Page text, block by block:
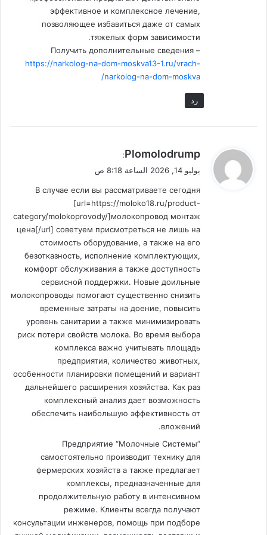
эффективное и комплексное лечение,
позволяющее избавиться даже от самых
тяжелых форм зависимости.
Получить дополнительные сведения –
https://narkolog-na-dom-moskva13-1.ru/vrach-
narkolog-na-dom-moskva/
رد
ي
ل
Plomolodrump
:
يوليو 14, 2026 الساعة 8:18 ص
В случае если вы рассматриваете сегодня
[url=https://moloko18.ru/product-
category/molokoprovody/]молокопровод монтаж
цена[/url] советуем присмотреться не лишь на
стоимость оборудование, а также на его
безотказность, исполнение комплектующих,
комфорт обслуживания а также доступность
сервисной поддержки. Новые доильные
молокопроводы помогают существенно снизить
временные затраты на доение, повысить
уровень санитарии а также минимизировать
риск потери свойств молока. Во время выбора
комплекса важно учитывать площадь
предприятия, количество животных,
особенности планировки помещений и вариант
дальнейшего расширения хозяйства. Как раз
комплексный анализ дает возможность
обеспечить наибольшую эффективность от
вложений.
Предприятие “Молочные Системы”
самостоятельно производит технику для
фермерских хозяйств а также предлагает
комплексы, предназначенные для
продолжительную работу в интенсивном
режиме. Клиенты всегда получают
консультации инженеров, помощь при подборе